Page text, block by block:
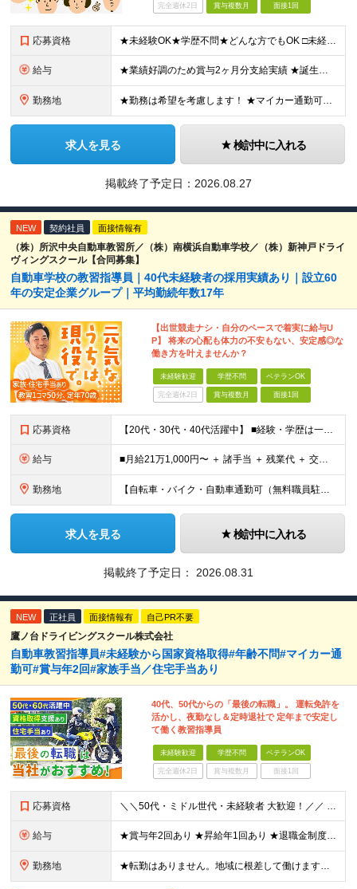
完全週休2日 賞与複数月 面接1回
応募資格 ★未経験OK★学歴不問★どんな方でもOK □未経験・第二新卒・フリーター □ブランクがある方 □転職回数が気になる方 □飲食業界にチャレンジしたい方 「やってみたい」という気持ちがあれば、皆さん大
給与 ★業績好調のため賞与2ヶ月分支給実績 ★誕生日手当など手当充実 ★年2回昇給チャンス有＆入社1年で店長昇格可 ★残業代全額支給（1分単位で支給） 【週休3日制の場合】 月給25万8,960円以上（固
勤務地 ★勤務は希望を考慮します！ ★マイカー通勤可（駐車場完備） ★全国の各店舗で募集中！続々出店予定！ ～国内300店舗、47都道府県への展開を目標に出店中！～ ▼積極採用地域▼ ・中部（富山、石川、
求人を見る 検討中に入れる
掲載終了予定日： 2026.08.27
NEW 契約社員 面接情報有
（株）所沢中央自動車教習所／（株）南横浜自動車学校／（株）新神戸ドライ
ヴィングスクール【合同募集】
自動車学校の教習指導員｜40代未経験者の採用実績あり｜設立60
年の安定企業グループ｜平均勤続年数17年
【出世競走ナシ・自分のペースで着実に給与U
P】 将来の心配も体力の不安もない、安定感◎な
働き方を叶えませんか？
未経験歓迎 学歴不問 ベテランOK
完全週休2日 賞与複数月 面接1回
応募資格 【20代・30代・40代活躍中】 ■経験・学歴は一切不問 ■普通自動車免許※AT限定の方も応募OK！ 前職がタクシー、トラックなどの ドライバー経験者はもちろん、 全くの異業種からスタートした先輩も
給与 ■月給21万1,000円〜 ＋ 諸手当 ＋ 残業代 ＋ 交通費 ※上記はあくまでスタート時の基本給です ※残業代は別途全額支給します ※試用期間6ヶ月あり（期間中の待遇変更なし） 【資格取得後（入社
勤務地 【自転車・バイク・自動車通勤可（無料職員駐車場あり）】 ◎桜や新緑の美しい自然豊かな環境 ◆神奈川県相模原市緑区日連1608 (変更の範囲)上記を除く当社関連勤務地
求人を見る 検討中に入れる
掲載終了予定日： 2026.08.31
NEW 正社員 面接情報有 自己PR不要
鷹ノ台ドライビングスクール株式会社
自動車教習指導員#未経験から国家資格取得#年齢不問#マイカー通
勤可#賞与年2回#家族手当／住宅手当あり
40代、50代からの「最後の転職」。 運転免許を
活かし、夜勤なし＆定時退社で 定年まで安定し
て働く教習指導員
未経験歓迎 学歴不問 ベテランOK
完全週休2日 賞与複数月 面接1回
応募資格 ＼＼50代・ミドル世代・未経験者 大歓迎！／／ ◆年齢不問 ◆学歴不問 ◆普通自動車運転免許（AT限定可） ※ドライバー経験は不要です。接客業や営業、事務など異業種出身の50代多数活躍中！
給与 ★賞与年2回あり ★昇給年1回あり ★退職金制度あり ◆月給230,000円～ ※教習指導員資格取得前は月給195,000円～ ※残業代は別途全額支給します ※試用期間3ヶ月あり（期間中の待遇等の
勤務地 ★転勤はありません。地域に根差して働けます。 ★マイカー・バイク通勤OK（無料駐車場を完備） 鷹ノ台ドライビングスクール／千葉県千葉市花見川区柏井4-2-1 ※(変更の範囲)上記を除く当社関連勤務